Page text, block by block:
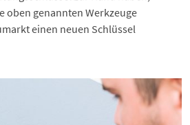
oben genannten Werkzeuge
einen neuen Schlüssel